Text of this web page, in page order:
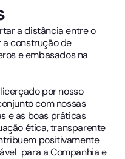
a distância entre o
a construção de
e embasados na
por nosso
com nossas
e as boas práticas
ética, transparente
positivamente
para a Companhia e